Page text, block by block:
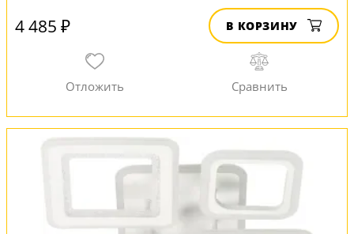
4 485 ₽ В КОРЗИНУ